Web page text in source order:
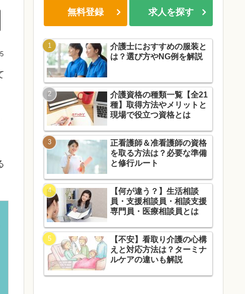
無料登録 求人を探す
介護士におすすめの服装と
は？選び方やNG例を解説
介護資格の種類一覧【全21
種】取得方法やメリットと
現場で役立つ資格とは
正看護師＆准看護師の資格
を取る方法は？必要な準備
と修行ルート
【何が違う？】生活相談
員・支援相談員・相談支援
専門員・医療相談員とは
【不安】看取り介護の心構
えと対応方法は？ターミナ
ルケアの違いも解説